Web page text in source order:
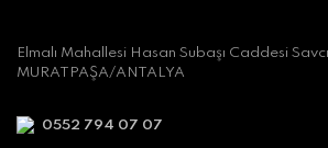
Elmalı Mahallesi Hasan Subaşı Caddesi
MURATPAŞA/ANTALYA
0552 794 07 07